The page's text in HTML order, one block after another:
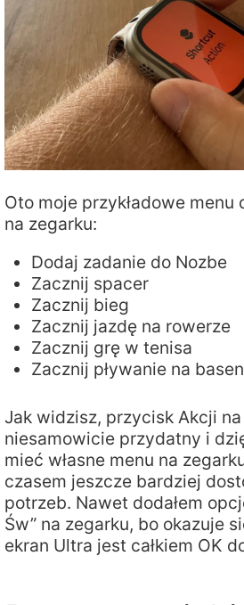
Oto moje przykładowe
na zegarku:
Dodaj zadanie do Nozbe
Zacznij spacer
Zacznij bieg
Zacznij jazdę na rowerze
Zacznij grę w tenisa
Zacznij pływanie na
Jak widzisz, przycisk Akcji
niesamowicie przydatny i
mieć własne menu na
czasem jeszcze bardziej
potrzeb. Nawet dodałem
Św” na zegarku, bo okazuje
ekran Ultra jest całkiem OK